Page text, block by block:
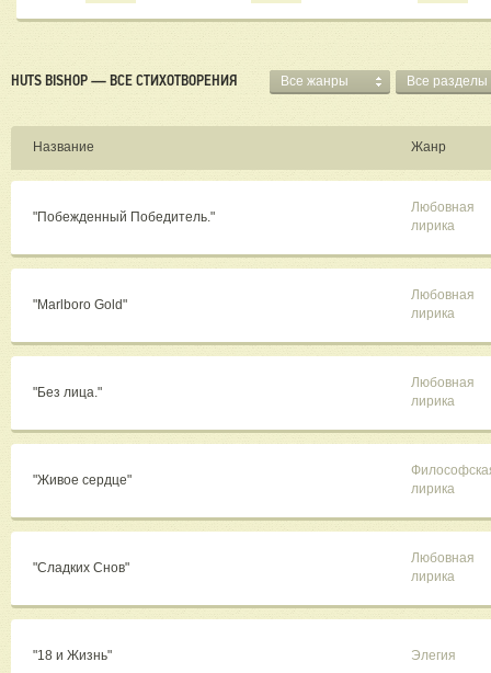
HUTS BISHOP — ВСЕ СТИХОТВОРЕНИЯ Все жанры Все разделы
Название Жанр
"Побежденный Победитель."
Любовная
лирика
"Marlboro Gold"
Любовная
лирика
"Без лица."
Любовная
лирика
"Живое сердце"
лирика
"Сладких Снов"
Любовная
лирика
"18 и Жизнь" Элегия